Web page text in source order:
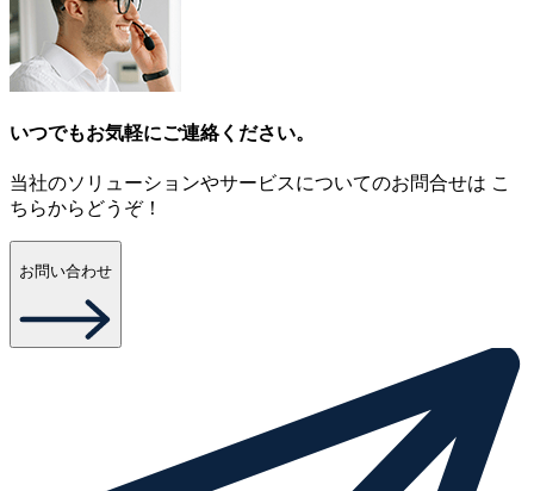
いつでもお気軽にご連絡ください。
当社のソリューションやサービスについてのお問合せは こ
ちらからどうぞ！
お問い合わせ